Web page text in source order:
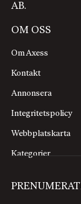
AB.
OM OSS
Om Axess
Kontakt
Annonsera
Integritetspolicy
Webbplatskarta
Kategorier